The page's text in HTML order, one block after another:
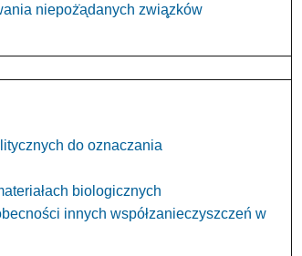
niepożadanych związków
do oznaczania
biologicznych
innych współzanieczyszczeń w